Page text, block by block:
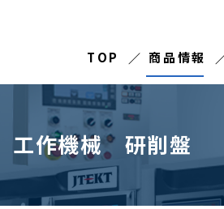
TOP 商品情報
工作機械 研削盤